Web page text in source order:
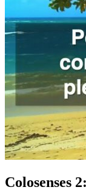
Colosenses